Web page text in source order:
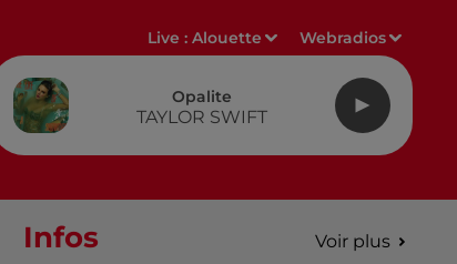
Live :Alouette Webradios
Opalite
TAYLOR SWIFT
Infos Voir plus